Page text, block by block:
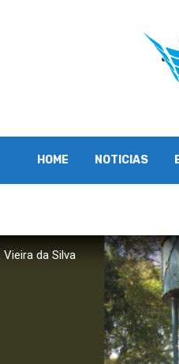
HOME NOTICIAS
da Silva